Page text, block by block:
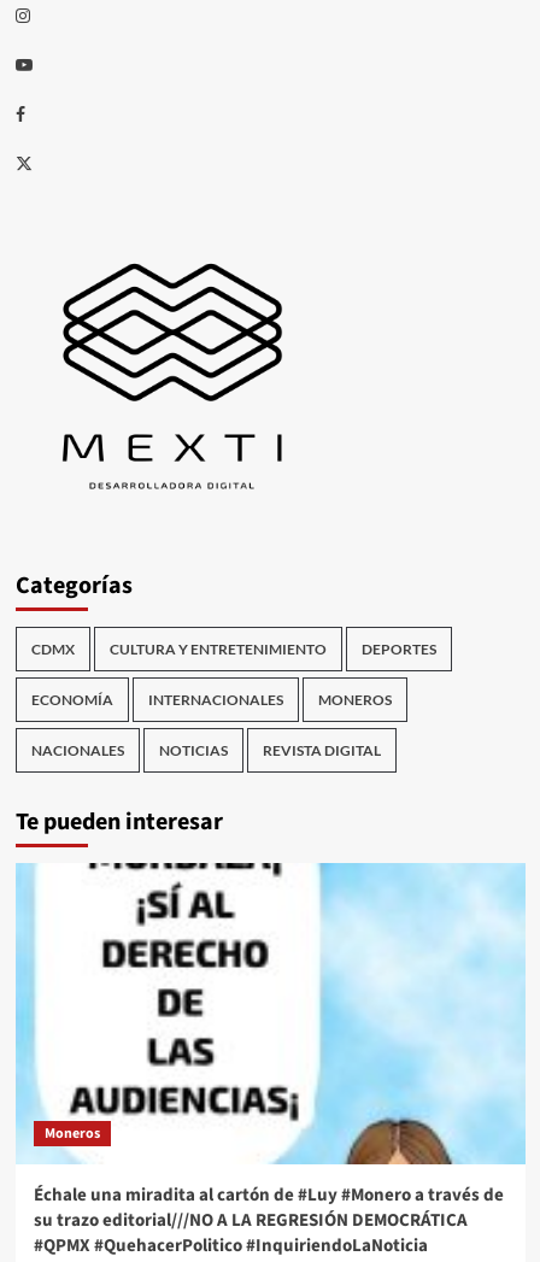
Instagram
Youtube
Facebook
X
Categorías
CDMX CULTURA Y ENTRETENIMIENTO DEPORTES
ECONOMÍA INTERNACIONALES MONEROS
NACIONALES NOTICIAS REVISTA DIGITAL
Te pueden interesar
Moneros
Échale una miradita al cartón de #Luy #Monero a través de
su trazo editorial///NO A LA REGRESIÓN DEMOCRÁTICA
#QPMX #QuehacerPolitico #InquiriendoLaNoticia